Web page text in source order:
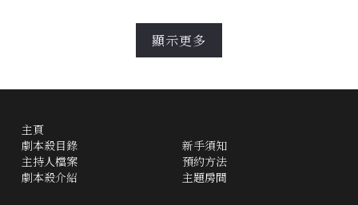
顯示更多
主頁
劇本殺目錄
主持人檔案
劇本殺介紹
新手須知
預約方法
主題房間